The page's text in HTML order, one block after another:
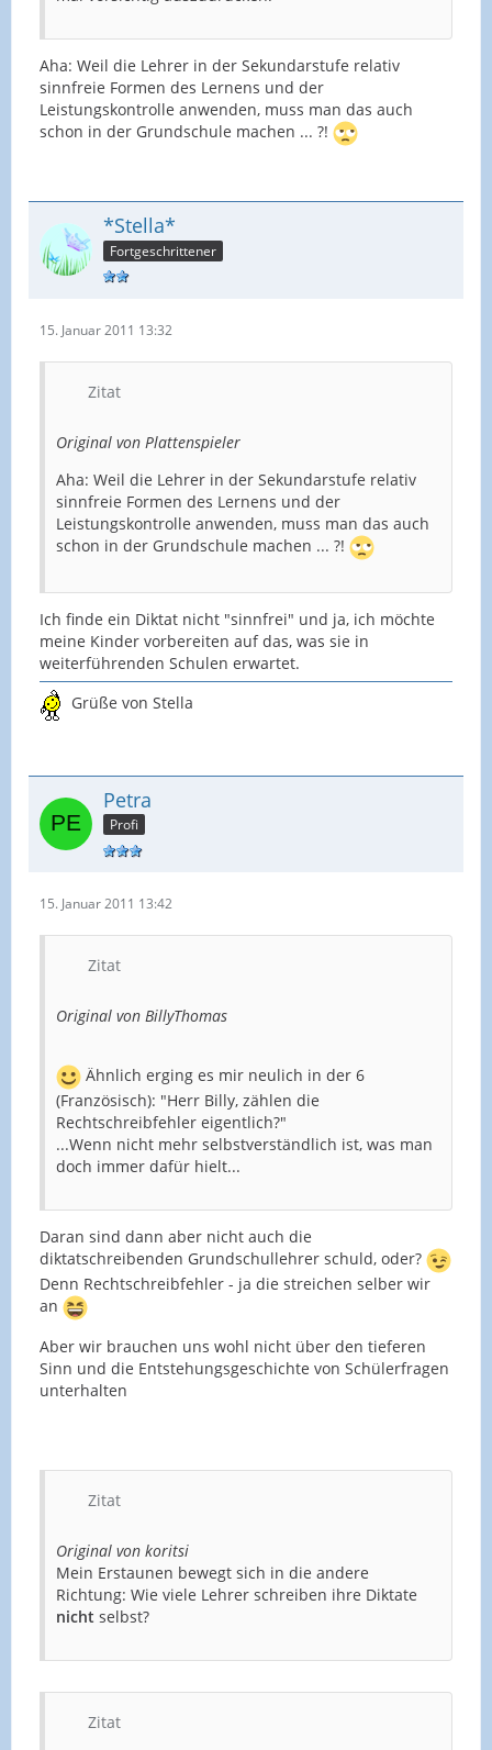
Aha: Weil die Lehrer in der Sekundarstufe relativ
sinnfreie Formen des Lernens und der
Leistungskontrolle anwenden, muss man das auch
schon in der Grundschule machen ... ?!
*Stella*
Fortgeschrittener
15. Januar 2011 13:32
Zitat
Original von Plattenspieler
Aha: Weil die Lehrer in der Sekundarstufe relativ
sinnfreie Formen des Lernens und der
Leistungskontrolle anwenden, muss man das auch
schon in der Grundschule machen ... ?!
Ich finde ein Diktat nicht "sinnfrei" und ja, ich möchte
meine Kinder vorbereiten auf das, was sie in
weiterführenden Schulen erwartet.
Grüße von Stella
Petra
Profi
15. Januar 2011 13:42
Zitat
Original von BillyThomas
Ähnlich erging es mir neulich in der 6
(Französisch): "Herr Billy, zählen die
Rechtschreibfehler eigentlich?"
...Wenn nicht mehr selbstverständlich ist, was man
doch immer dafür hielt...
Daran sind dann aber nicht auch die
diktatschreibenden Grundschullehrer schuld, oder?
Denn Rechtschreibfehler - ja die streichen selber wir
an
Aber wir brauchen uns wohl nicht über den tieferen
Sinn und die Entstehungsgeschichte von Schülerfragen
unterhalten
Zitat
Original von koritsi
Mein Erstaunen bewegt sich in die andere
Richtung: Wie viele Lehrer schreiben ihre Diktate
nicht selbst?
Zitat